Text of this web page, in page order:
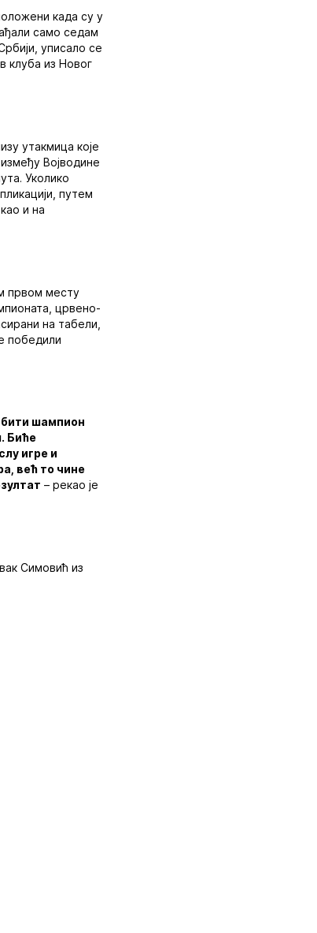
када су у
само седам
уписало се
клуба из Новог
утакмица које
Војводине
Уколико
путем
и на
првом месту
црвено-
на табели,
победили
бити шампион
Биће
игре и
већ то чине
– рекао је
Симовић из